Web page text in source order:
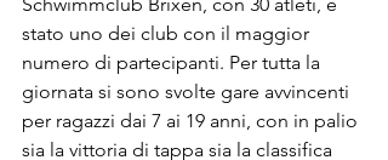
stato uno dei club con il maggior
numero di partecipanti. Per tutta la
giornata si sono svolte gare avvincenti
per ragazzi dai 7 ai 19 anni, con in palio
sia la vittoria di tappa sia la classifica